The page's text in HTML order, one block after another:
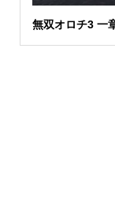
無双オロチ3 一